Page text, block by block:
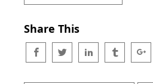
Share This